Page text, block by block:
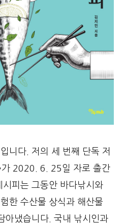
니다. 저의 세 번째 단독 저
가 2020. 6. 25일 자로 출간
피는 그동안 바다낚시와
한 수산물 상식과 해산물
아냈습니다. 국내 낚시인과